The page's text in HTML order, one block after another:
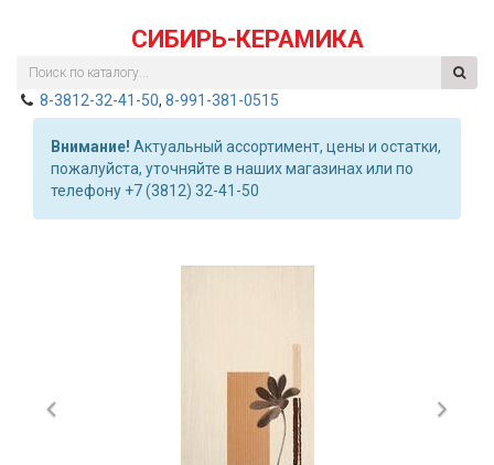
СИБИРЬ-КЕРАМИКА
8-3812-32-41-50, 8-991-381-0515
Внимание! Актуальный ассортимент, цены и остатки,
пожалуйста, уточняйте в наших магазинах или по
телефону +7 (3812) 32-41-50
Previous